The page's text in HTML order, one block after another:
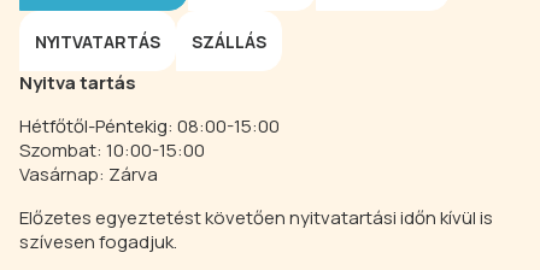
NYITVATARTÁS SZÁLLÁS
Nyitva tartás
Hétfőtől-Péntekig: 08:00-15:00
Szombat: 10:00-15:00
Vasárnap: Zárva
Előzetes egyeztetést követően nyitvatartási időn kívül is
szívesen fogadjuk.